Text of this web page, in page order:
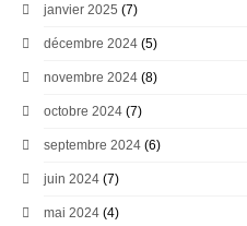
janvier 2025 (7)
décembre 2024 (5)
novembre 2024 (8)
octobre 2024 (7)
septembre 2024 (6)
juin 2024 (7)
mai 2024 (4)